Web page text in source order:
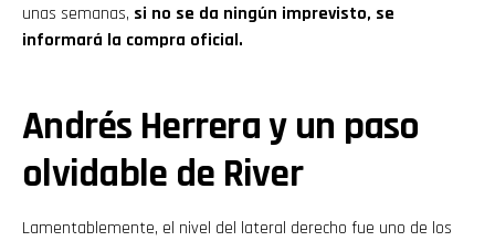
unas semanas, si no se da ningún imprevisto, se
informará la compra oficial.
Andrés Herrera y un paso
olvidable de River
Lamentablemente, el nivel del lateral derecho fue uno de los